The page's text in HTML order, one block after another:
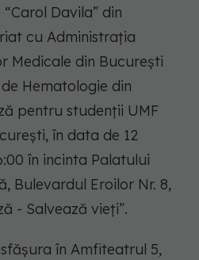
Davila” din
cu Administraţia
Medicale din Bucureşti
Hematologie din
pentru studenții UMF
în data de 12
în incinta Palatului
Bulevardul Eroilor Nr. 8,
- Salvează vieți”.
în Amfiteatrul 5,